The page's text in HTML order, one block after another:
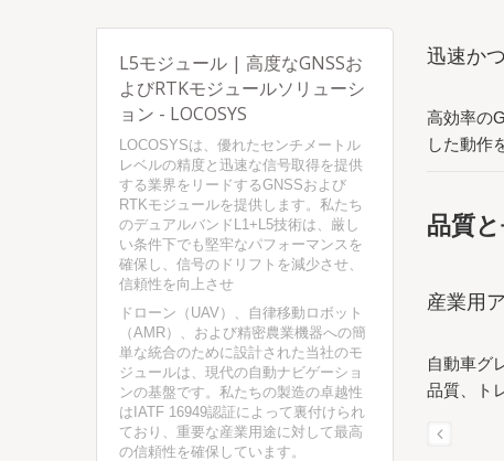
L5モジュール | 高度なGNSSお
よびRTKモジュールソリューシ
ョン - LOCOSYS
LOCOSYSは、優れたセンチメートル
レベルの精度と迅速な信号取得を提供
する業界をリードするGNSSおよび
RTKモジュールを提供します。私たち
のデュアルバンドL1+L5技術は、厳し
い条件下でも堅牢なパフォーマンスを
確保し、信号のドリフトを減少させ、
信頼性を向上させ
ドローン（UAV）、自律移動ロボット
（AMR）、および精密農業機器への簡
単な統合のために設計された当社のモ
ジュールは、現代の自動ナビゲーショ
ンの基盤です。私たちの製造の卓越性
はIATF 16949認証によって裏付けられ
ており、重要な産業用途に対して最高
の信頼性を確保しています。
迅速か
高効率の
した動作
品質
産業用
自動車グ
品質、ト